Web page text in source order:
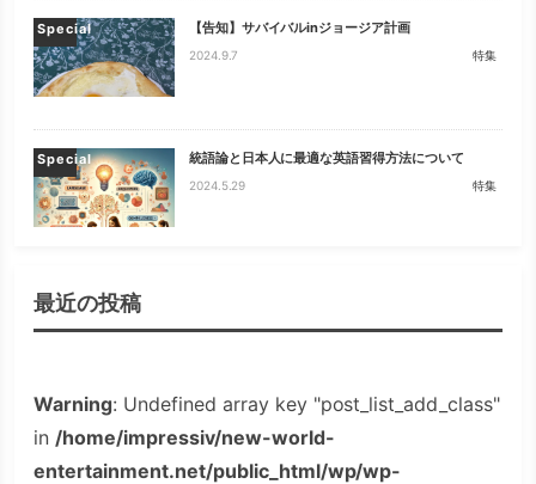
Special 【告知】サバイバルinジョージア計画
2024.9.7 特集
Special 統語論と日本人に最適な英語習得方法について
2024.5.29 特集
最近の投稿
Warning: Undefined array key "post_list_add_class"
in /home/impressiv/new-world-
entertainment.net/public_html/wp/wp-